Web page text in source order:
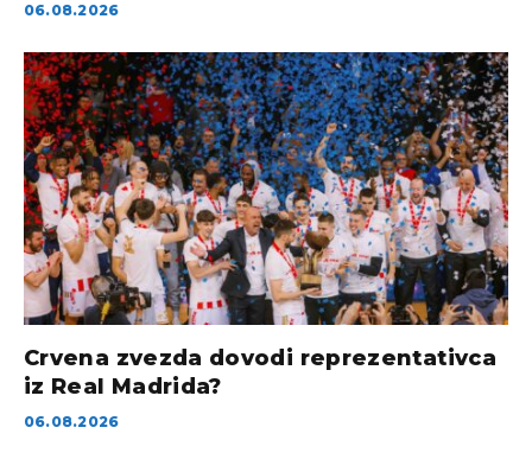
06.08.2026
Crvena zvezda dovodi reprezentativca
iz Real Madrida?
06.08.2026